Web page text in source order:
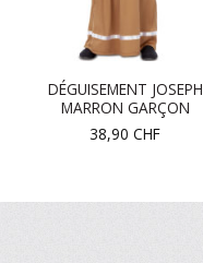
DÉGUISEMENT JOSEPH
MARRON GARÇON
38,90 CHF